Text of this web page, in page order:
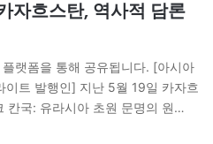
자흐스탄, 역사적 담론
랫폼을 통해 공유됩니다. [아시아
이트 발행인] 지난 5월 19일 카자흐
칸국: 유라시아 초원 문명의 원